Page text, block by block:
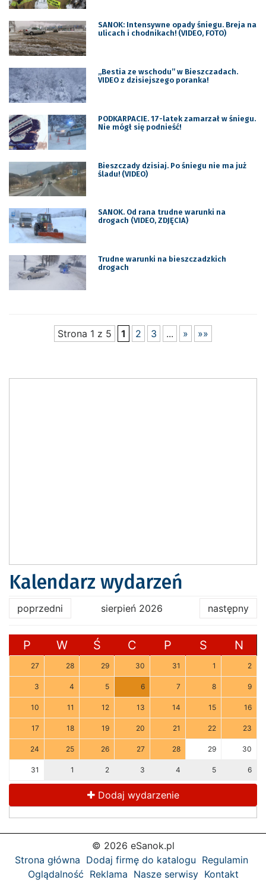
SANOK: Intensywne opady śniegu. Breja na
ulicach i chodnikach! (VIDEO, FOTO)
„Bestia ze wschodu” w Bieszczadach.
VIDEO z dzisiejszego poranka!
PODKARPACIE. 17-latek zamarzał w śniegu.
Nie mógł się podnieść!
Bieszczady dzisiaj. Po śniegu nie ma już
śladu! (VIDEO)
SANOK. Od rana trudne warunki na
drogach (VIDEO, ZDJĘCIA)
Trudne warunki na bieszczadzkich
drogach
Strona 1 z 5 1 2 3 ... » »»
Kalendarz wydarzeń
poprzedni sierpień 2026 następny
P W Ś C P S N
27 28 29 30 31 1 2
3 4 5 6 7 8 9
10 11 12 13 14 15 16
17 18 19 20 21 22 23
24 25 26 27 28 29 30
31 1 2 3 4 5 6
Dodaj wydarzenie
© 2026 eSanok.pl
Strona główna Dodaj firmę do katalogu Regulamin
Oglądalność Reklama Nasze serwisy Kontakt